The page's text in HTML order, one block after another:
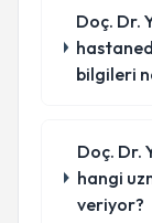
Doç. Dr.
bilgileri
Doç. Dr.
hangi
veriyor?